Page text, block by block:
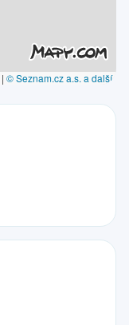
| © Seznam.cz a.s. a další